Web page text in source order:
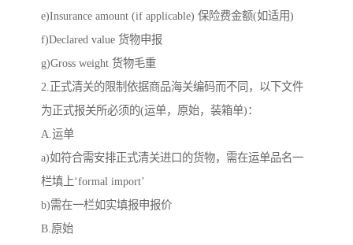
e)Insurance amount (if applicable) 保险费金额(如适用)
f)Declared value 货物申报
g)Gross weight 货物毛重
2.正式清关的限制依据商品海关编码而不同，以下文件
为正式报关所必须的(运单，原始，装箱单)：
A.运单
a)如符合需安排正式清关进口的货物，需在运单品名一
栏填上‘formal import’
b)需在一栏如实填报申报价
B.原始